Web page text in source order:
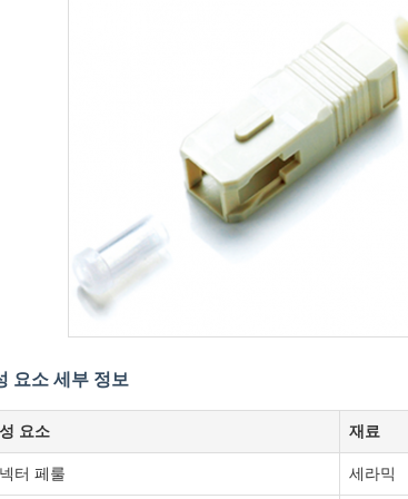
요소 세부 정보
요소 재료
터 페룰 세라믹